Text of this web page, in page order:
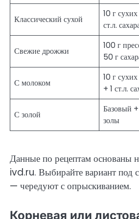
Классический сухой
10 г
ст.л.
Свежие дрожжи
100 г
50 г
С молоком
10 г
+ 1 ст.л.
С золой
Базовый +
золы
Данные по рецептам основаны
ivd.ru. Выбирайте вариант под
— чередуют с опрыскиванием.
Корневая или